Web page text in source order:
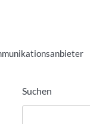
Suchen